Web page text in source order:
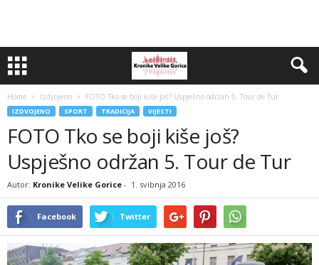
Home Izdvojeno FOTO Tko se boji kiše još? Uspješno održan 5. Tour de Tur
IZDVOJENO SPORT TRADICIJA VIJESTI
FOTO Tko se boji kiše još?
Uspješno održan 5. Tour de Tur
Autor: Kronike Velike Gorice - 1. svibnja 2016
Facebook Twitter